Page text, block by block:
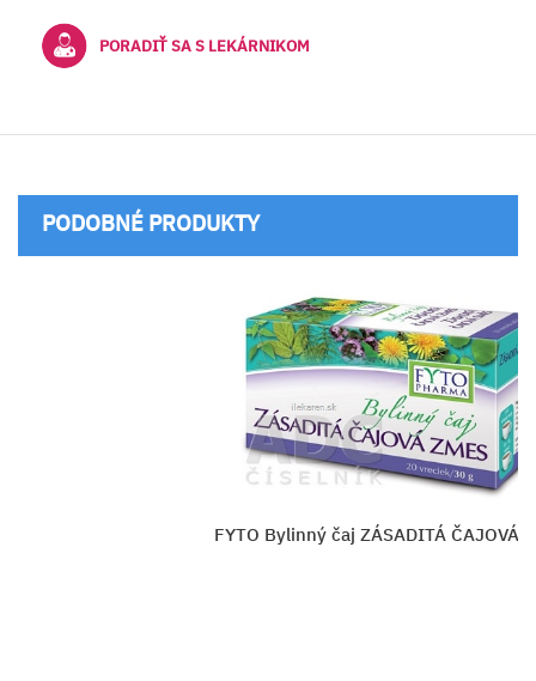
PORADIŤ SA S LEKÁRNIKOM
PODOBNÉ PRODUKTY
čaj ZÁSADITÁ ČAJOVÁ ZMES